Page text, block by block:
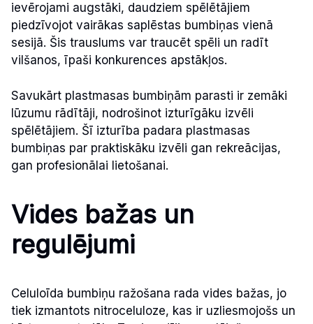
ievērojami augstāki, daudziem spēlētājiem
piedzīvojot vairākas saplēstas bumbiņas vienā
sesijā. Šis trauslums var traucēt spēli un radīt
vilšanos, īpaši konkurences apstākļos.
Savukārt plastmasas bumbiņām parasti ir zemāki
lūzumu rādītāji, nodrošinot izturīgāku izvēli
spēlētājiem. Šī izturība padara plastmasas
bumbiņas par praktiskāku izvēli gan rekreācijas,
gan profesionālai lietošanai.
Vides bažas un
regulējumi
Celuloīda bumbiņu ražošana rada vides bažas, jo
tiek izmantots nitroceluloze, kas ir uzliesmojošs un